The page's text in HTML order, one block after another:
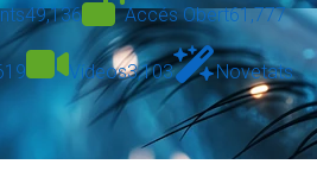
49,136 Accés Obert61,777
Vídeos3,103 Novetats